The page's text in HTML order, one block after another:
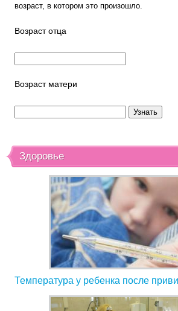
возраст, в котором это произошло.
Возраст отца
Возраст матери
Здоровье
Температура у ребенка после